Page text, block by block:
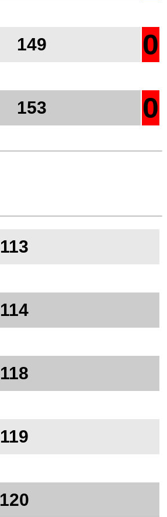
149 0
153 0
113
114
118
119
120